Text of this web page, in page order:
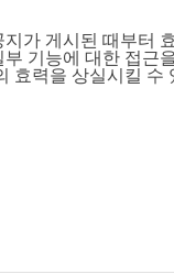
가 게시된 때부터
기능에 대한 접근
효력을 상실시킬 수